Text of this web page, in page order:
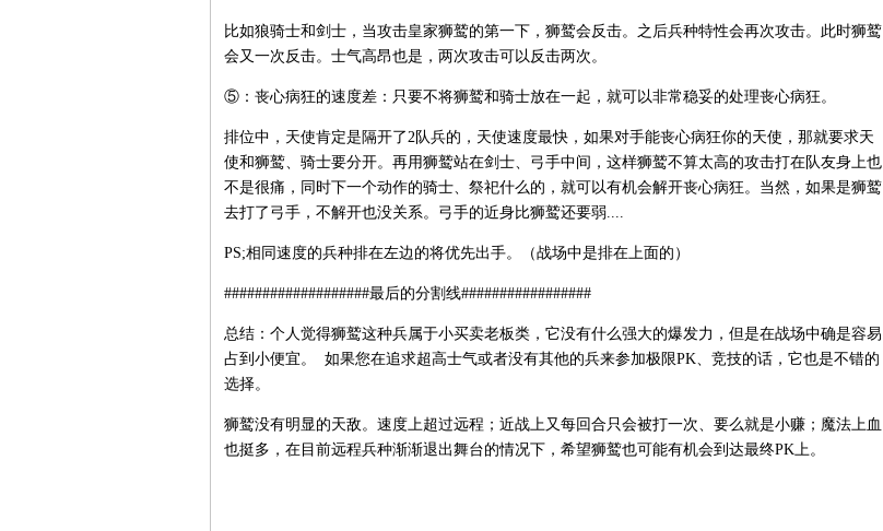
比如狼骑士和剑士，当攻击皇家狮鹫的第一下，狮鹫会反击。之后兵种特性会再次攻击。此时狮鹫
会又一次反击。士气高昂也是，两次攻击可以反击两次。
⑤：丧心病狂的速度差：只要不将狮鹫和骑士放在一起，就可以非常稳妥的处理丧心病狂。
排位中，天使肯定是隔开了2队兵的，天使速度最快，如果对手能丧心病狂你的天使，那就要求天
使和狮鹫、骑士要分开。再用狮鹫站在剑士、弓手中间，这样狮鹫不算太高的攻击打在队友身上也
不是很痛，同时下一个动作的骑士、祭祀什么的，就可以有机会解开丧心病狂。当然，如果是狮鹫
去打了弓手，不解开也没关系。弓手的近身比狮鹫还要弱....
PS;相同速度的兵种排在左边的将优先出手。（战场中是排在上面的）
###################最后的分割线#################
总结：个人觉得狮鹫这种兵属于小买卖老板类，它没有什么强大的爆发力，但是在战场中确是容易
占到小便宜。 如果您在追求超高士气或者没有其他的兵来参加极限PK、竞技的话，它也是不错的
选择。
狮鹫没有明显的天敌。速度上超过远程；近战上又每回合只会被打一次、要么就是小赚；魔法上血
也挺多，在目前远程兵种渐渐退出舞台的情况下，希望狮鹫也可能有机会到达最终PK上。